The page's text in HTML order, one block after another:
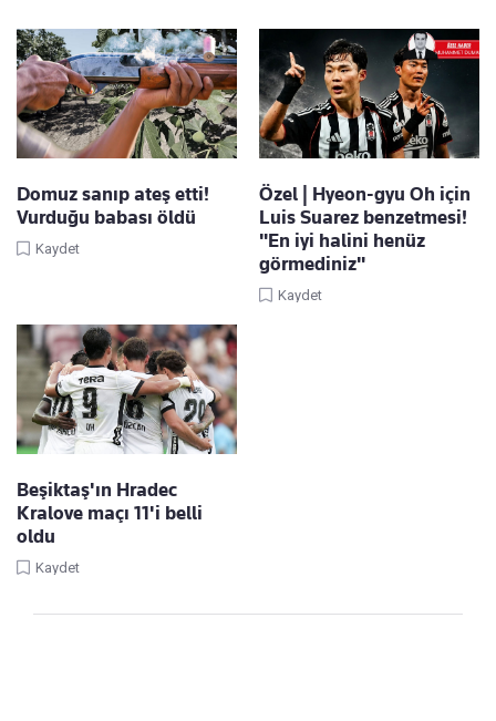
Domuz sanıp ateş etti!
Vurduğu babası öldü
Kaydet
Özel | Hyeon-gyu Oh için
Luis Suarez benzetmesi!
"En iyi halini henüz
görmediniz"
Kaydet
Beşiktaş'ın Hradec
Kralove maçı 11'i belli
oldu
Kaydet